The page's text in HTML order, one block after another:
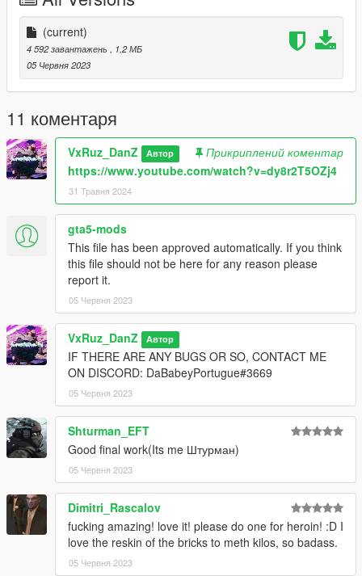
(current)
4 592 завантажень , 1,2 МБ
05 Червня 2023
11 коментаря
VxRuz_DanZ Автор
Прикриплений коментар
https://www.youtube.com/watch?v=dy8r2T5OZj4
31 Травня 2024
gta5-mods
This file has been approved automatically. If you think
this file should not be here for any reason please
report it.
05 Червня 2023
VxRuz_DanZ Автор
IF THERE ARE ANY BUGS OR SO, CONTACT ME
ON DISCORD: DaBabeyPortugue#3669
05 Червня 2023
Shturman_EFT
Good final work(Its me Штурман)
05 Червня 2023
Dimitri_Rascalov
fucking amazing! love it! please do one for heroin! :D I
love the reskin of the bricks to meth kilos, so badass.
05 Червня 2023